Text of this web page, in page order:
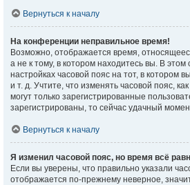
Вернуться к началу
На конференции неправильное время!
Возможно, отображается время,
а не к тому, в котором находитесь вы. В
настройках часовой пояс на тот, в котором
и т. д. Учтите, что изменять часовой пояс,
могут только зарегистрированные
зарегистрированы, то сейчас удачный
Вернуться к началу
Я изменил часовой пояс, но время всё
Если вы уверены, что правильно указали
отображается по-прежнему неверное,